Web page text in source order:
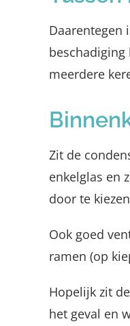
Daarentegen
beschadiging
meerdere
Zit de
enkelglas en
door te
Ook goed
ramen (op
Hopelijk zit
het geval en